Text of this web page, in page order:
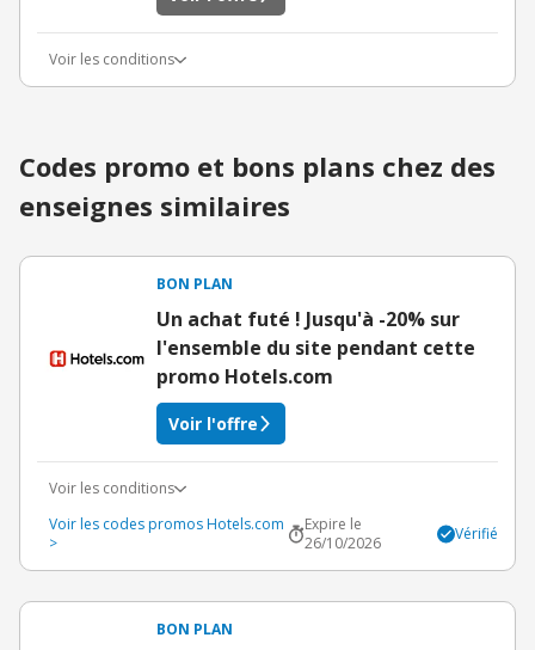
Voir les conditions
Codes promo et bons plans chez des
enseignes similaires
BON PLAN
Un achat futé ! Jusqu'à -20% sur
l'ensemble du site pendant cette
promo Hotels.com
Voir l'offre
Voir les conditions
Voir les codes promos Hotels.com
>
Expire le
26/10/2026
Vérifié
BON PLAN